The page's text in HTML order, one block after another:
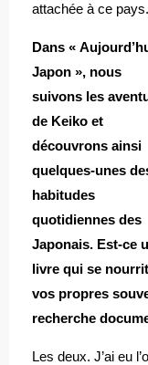
attachée à ce pays.
Dans «
Japon », nous
suivons les
de Keiko et
découvrons ainsi
quelques-unes
habitudes
quotidiennes des
Japonais. Est-ce
livre qui se
vos propres
recherche
Les deux. J’ai eu